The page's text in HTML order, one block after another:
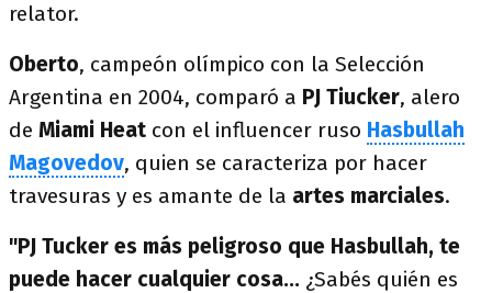
relator.
Oberto, campeón olímpico con la Selección
Argentina en 2004, comparó a PJ Tiucker, alero
de Miami Heat con el influencer ruso Hasbullah
Magovedov, quien se caracteriza por hacer
travesuras y es amante de la artes marciales.
"PJ Tucker es más peligroso que Hasbullah, te
puede hacer cualquier cosa... ¿Sabés quién es